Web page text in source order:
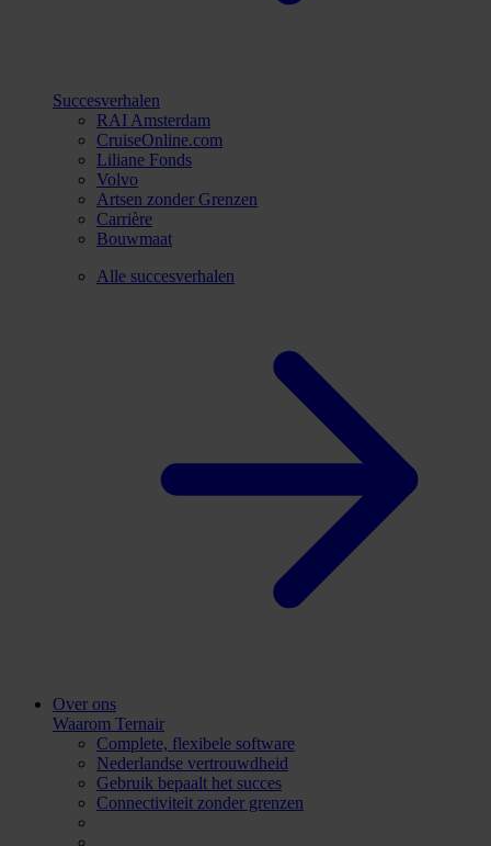
Succesverhalen
RAI Amsterdam
CruiseOnline.com
Liliane Fonds
Volvo
Artsen zonder Grenzen
Carrière
Bouwmaat
Alle succesverhalen
Over ons
Waarom Ternair
Complete, flexibele software
Nederlandse vertrouwdheid
Gebruik bepaalt het succes
Connectiviteit zonder grenzen